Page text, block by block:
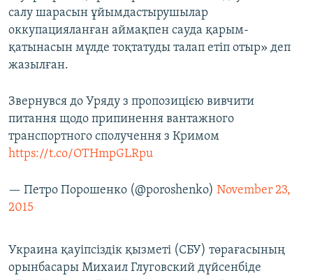
салу шарасын ұйымдастырушылар
оккупацияланған аймақпен сауда қарым-
қатынасын мүлде тоқтатуды талап етіп отыр» деп
жазылған.
Звернувся до Уряду з пропозицією вивчити
питання щодо припинення вантажного
транспортного сполучення з Кримом
https://t.co/OTHmpGLRpu
— Петро Порошенко (@poroshenko) November 23,
2015
Украина қауіпсіздік қызметі (СБУ) төрағасының
орынбасары Михаил Глуговский дүйсенбіде